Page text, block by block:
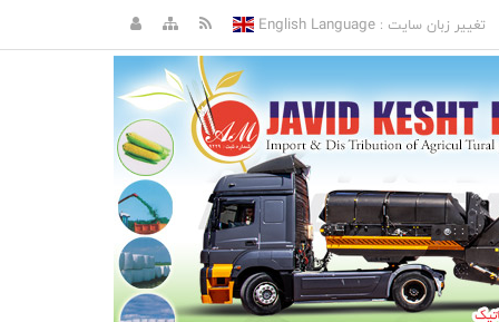
تغییر زبان سایت :English Language